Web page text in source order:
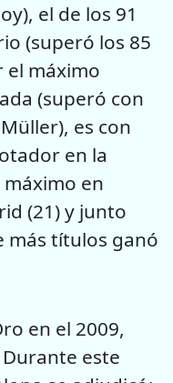
el de los 91
(superó los 85
el máximo
(superó con
es con
en la
en
(21) y junto
más títulos ganó
en el 2009,
Durante este